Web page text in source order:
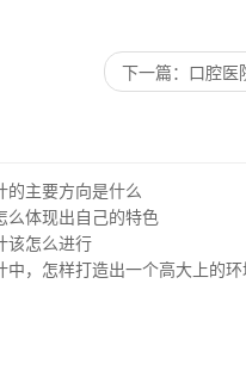
下一篇 口腔医
的主要方向是什么
么体现出自己的特色
该怎么进行
中，怎样打造出一个高大上的环